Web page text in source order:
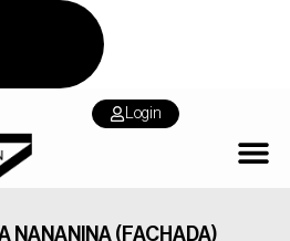
Login
NANANINA (FACHADA)